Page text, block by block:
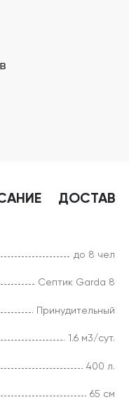
до 8 чел
Септик Garda 8
Принудительный
1.6 м3/сут.
400 л.
65 см